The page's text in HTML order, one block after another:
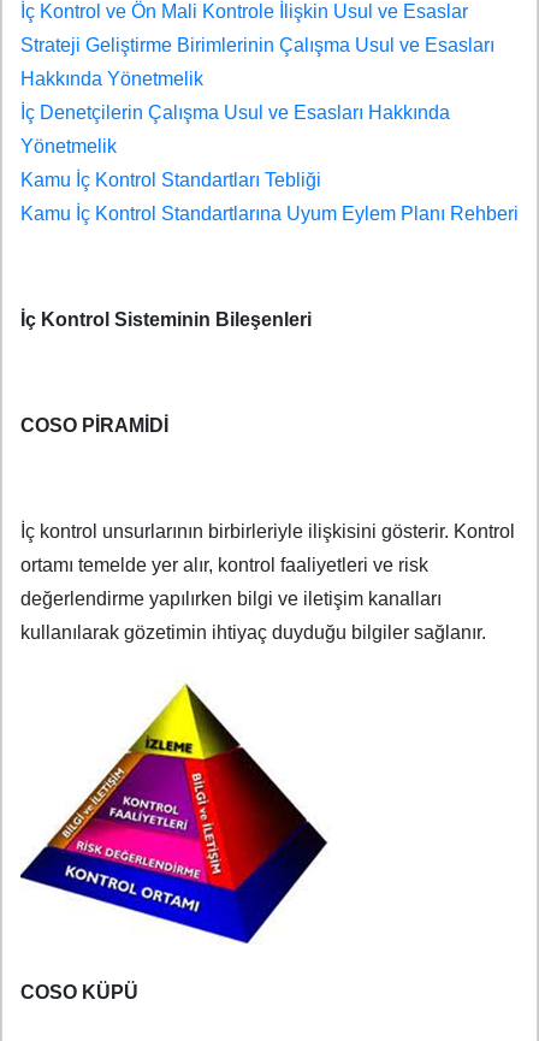
İç Kontrol ve Ön Mali Kontrole İlişkin Usul ve Esaslar
Strateji Geliştirme Birimlerinin Çalışma Usul ve Esasları
Hakkında Yönetmelik
İç Denetçilerin Çalışma Usul ve Esasları Hakkında
Yönetmelik
Kamu İç Kontrol Standartları Tebliği
Kamu İç Kontrol Standartlarına Uyum Eylem Planı Rehberi
İç Kontrol Sisteminin Bileşenleri
COSO PİRAMİDİ
İç kontrol unsurlarının birbirleriyle ilişkisini gösterir. Kontrol
ortamı temelde yer alır, kontrol faaliyetleri ve risk
değerlendirme yapılırken bilgi ve iletişim kanalları
kullanılarak gözetimin ihtiyaç duyduğu bilgiler sağlanır.
COSO KÜPÜ